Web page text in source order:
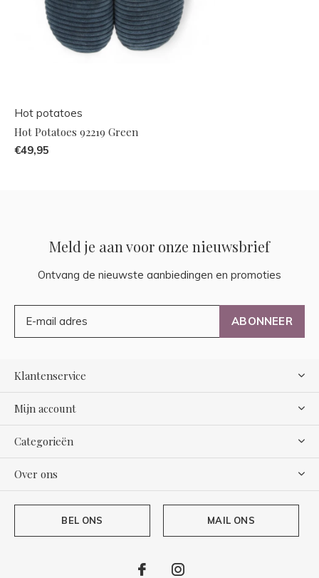
Hot potatoes
Hot Potatoes 92219 Green
€49,95
Meld je aan voor onze nieuwsbrief
Ontvang de nieuwste aanbiedingen en promoties
ABONNEER
Klantenservice
Mijn account
Categorieën
Over ons
BEL ONS MAIL ONS